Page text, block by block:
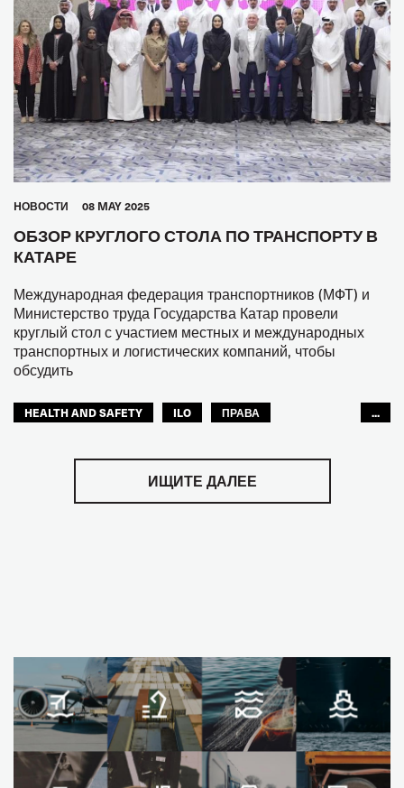
HОВОСТИ 08 MAY 2025
ОБЗОР КРУГЛОГО СТОЛА ПО ТРАНСПОРТУ В
КАТАРЕ
Международная федерация транспортников (МФТ) и
Министерство труда Государства Катар провели
круглый стол с участием местных и международных
транспортных и логистических компаний, чтобы
обсудить
HEALTH AND SAFETY ILO
ПРАВА
...
ИЩИТЕ ДАЛЕЕ